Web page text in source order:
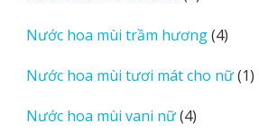
phẩm
Nước hoa mùi trầm hương 44
phẩm
Nước hoa mùi tươi mát cho nữ 11
Nước hoa mùi vani nữ 44